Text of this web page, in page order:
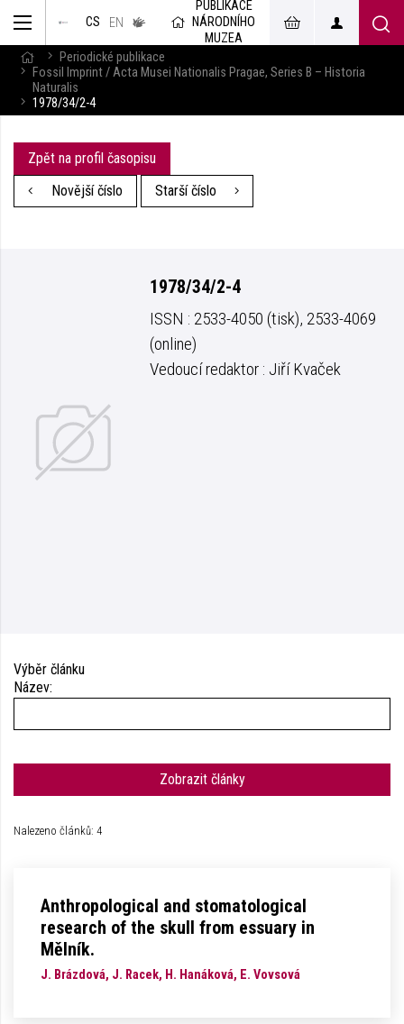
CS EN
v českém
jazyce
PUBLIKACE
NÁRODNÍHO
MUZEA
Periodické publikace
Fossil Imprint / Acta Musei Nationalis Pragae, Series B – Historia
Naturalis
1978/34/2-4
Zpět na profil časopisu
Novější číslo
Starší číslo
1978/34/2-4
ISSN : 2533-4050 (tisk), 2533-4069
(online)
Vedoucí redaktor : Jiří Kvaček
Výběr článku
Název:
Zobrazit články
Nalezeno článků: 4
Anthropological and stomatological
research of the skull from essuary in
Mělník.
J. Brázdová, J. Racek, H. Hanáková, E. Vovsová